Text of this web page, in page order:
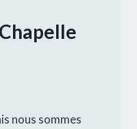
nous sommes